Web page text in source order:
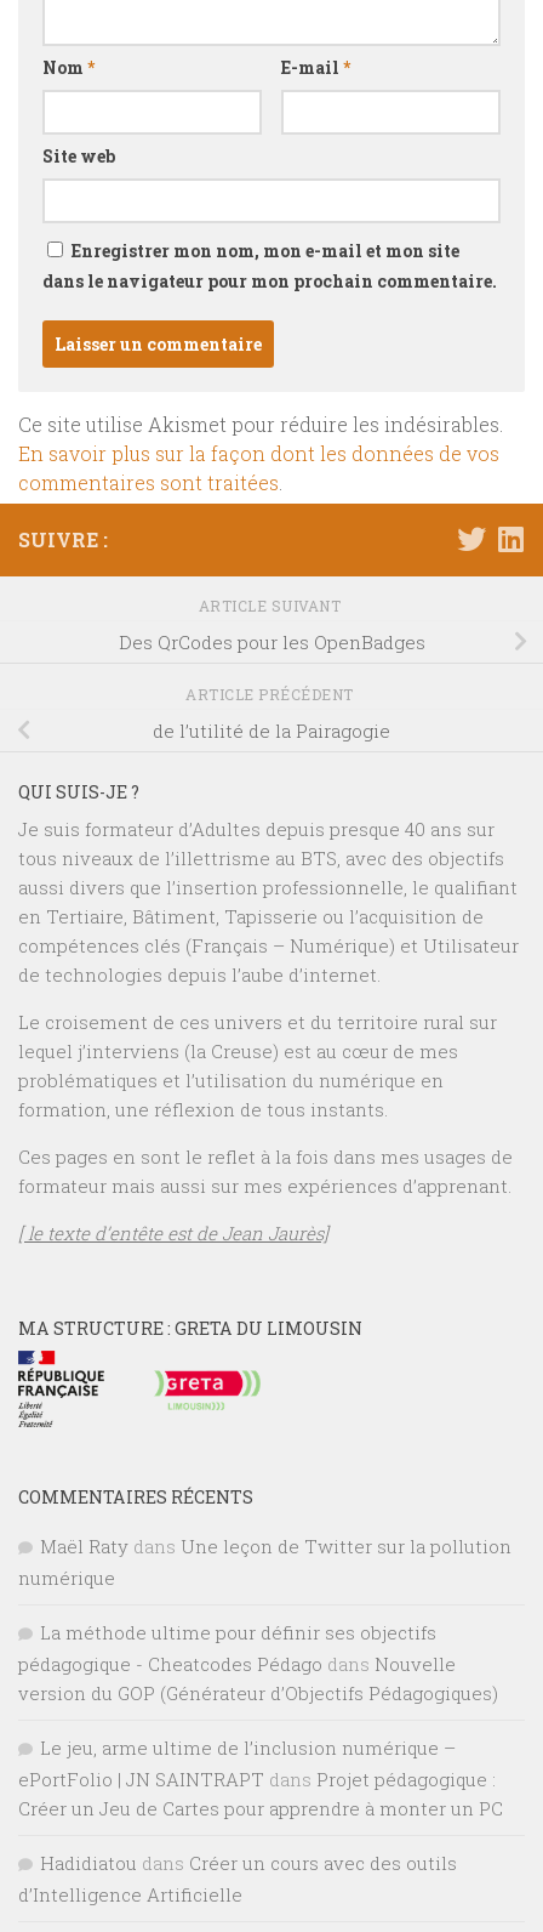
Nom * E-mail *
Site web
Enregistrer mon nom, mon e-mail et mon site
dans le navigateur pour mon prochain commentaire.
Ce site utilise Akismet pour réduire les indésirables.
En savoir plus sur la façon dont les données de vos
commentaires sont traitées.
SUIVRE :
ARTICLE SUIVANT
Des QrCodes pour les OpenBadges
ARTICLE PRÉCÉDENT
de l’utilité de la Pairagogie
QUI SUIS-JE ?
Je suis formateur d’Adultes depuis presque 40 ans sur
tous niveaux de l’illettrisme au BTS, avec des objectifs
aussi divers que l’insertion professionnelle, le qualifiant
en Tertiaire, Bâtiment, Tapisserie ou l’acquisition de
compétences clés (Français – Numérique) et Utilisateur
de technologies depuis l’aube d’internet.
Le croisement de ces univers et du territoire rural sur
lequel j’interviens (la Creuse) est au cœur de mes
problématiques et l’utilisation du numérique en
formation, une réflexion de tous instants.
Ces pages en sont le reflet à la fois dans mes usages de
formateur mais aussi sur mes expériences d’apprenant.
[ le texte d’entête est de Jean Jaurès]
MA STRUCTURE : GRETA DU LIMOUSIN
COMMENTAIRES RÉCENTS
Maël Raty dans Une leçon de Twitter sur la pollution
numérique
La méthode ultime pour définir ses objectifs
pédagogique - Cheatcodes Pédago dans Nouvelle
version du GOP (Générateur d’Objectifs Pédagogiques)
Le jeu, arme ultime de l’inclusion numérique –
ePortFolio | JN SAINTRAPT dans Projet pédagogique :
Créer un Jeu de Cartes pour apprendre à monter un PC
Hadidiatou dans Créer un cours avec des outils
d’Intelligence Artificielle